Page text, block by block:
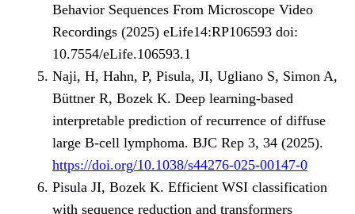
Behavior Sequences From Microscope Video
Recordings (2025) eLife14:RP106593 doi:
10.7554/eLife.106593.1
Naji, H, Hahn, P, Pisula, JI, Ugliano S, Simon A,
Büttner R, Bozek K. Deep learning-based
interpretable prediction of recurrence of diffuse
large B-cell lymphoma. BJC Rep 3, 34 (2025).
https://doi.org/10.1038/s44276-025-00147-0
Pisula JI, Bozek K. Efficient WSI classification
with sequence reduction and transformers